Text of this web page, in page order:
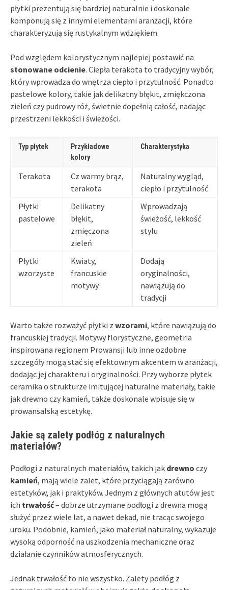
płytki prezentują się bardziej naturalnie i doskonale
komponują się z innymi elementami aranżacji, które
charakteryzują się rustykalnym wdziękiem.
Pod względem kolorystycznym najlepiej postawić na
stonowane odcienie. Ciepła terakota to tradycyjny wybór,
który wprowadza do wnętrza ciepło i przytulność. Ponadto
pastelowe kolory, takie jak delikatny błękit, zmiękczona
zieleń czy pudrowy róż, świetnie dopełnią całość, nadając
przestrzeni lekkości i świeżości.
Typ płytek
Przykładowe
kolory
Charakterystyka
Terakota
Cz warmy brąz,
terakota
Naturalny wygląd,
ciepło i przytulność
Płytki
pastelowe
Delikatny
błękit,
zmięczona
zieleń
Wprowadzają
świeżość, lekkość
stylu
Płytki
wzorzyste
Kwiaty,
francuskie
motywy
Dodają
oryginalności,
nawiązują do
tradycji
Warto także rozważyć płytki z wzorami, które nawiązują do
francuskiej tradycji. Motywy florystyczne, geometria
inspirowana regionem Prowansji lub inne ozdobne
szczegóły mogą stać się efektownym akcentem w aranżacji,
dodając jej charakteru i oryginalności. Przy wyborze płytek
ceramika o strukturze imitującej naturalne materiały, takie
jak drewno czy kamień, także doskonale wpisuje się w
prowansalską estetykę.
Jakie są zalety podłóg z naturalnych
materiałów?
Podłogi z naturalnych materiałów, takich jak drewno czy
kamień, mają wiele zalet, które przyciągają zarówno
estetyków, jak i praktyków. Jednym z głównych atutów jest
ich trwałość– dobrze utrzymane podłogi z drewna mogą
służyć przez wiele lat, a nawet dekad, nie tracąc swojego
uroku. Podobnie, kamień, jako materiał naturalny, wykazuje
wysoką odporność na uszkodzenia mechaniczne oraz
działanie czynników atmosferycznych.
Jednak trwałość to nie wszystko. Zalety podłóg z